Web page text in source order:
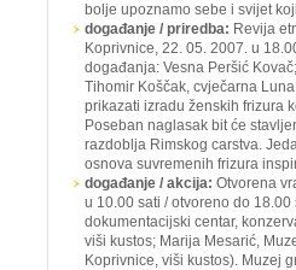
bolje upoznamo sebe i svijet
događanje / priredba: Revija
Koprivnice, 22. 05. 2007. u
događanja: Vesna Peršić
Tihomir Koščak, cvječarna
prikazati izradu ženskih frizura
Poseban naglasak bit će
razdoblja Rimskog carstva.
osnova suvremenih frizura
događanje / akcija: Otvorena
u 10.00 sati / otvoreno do
dokumentacijski centar,
viši kustos; Marija Mesarić,
Koprivnice, viši kustos). Muzej